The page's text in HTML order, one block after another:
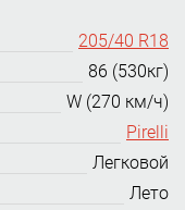
205/40 R18
86 (530кг)
W (270 км/ч)
Pirelli
Легковой
Лето